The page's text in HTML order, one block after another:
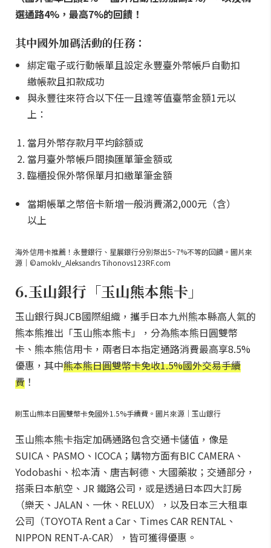
選通路4%，最高7%的回饋！
其中國外加碼活動的任務：
綁定電子或行動帳單且設定永豐臺外幣帳戶自動扣
繳帳款且扣款成功
與永豐往來符合以下任一且達等值臺幣金額1元以
上：
當月外幣存款月平均餘額或
當月臺外幣帳戶間換匯單筆金額或
臨櫃投保外幣保單月扣繳單筆金額
當期帳單之幣倍卡新增一般消費滿2,000元（含）
以上
海外信用卡推薦！永豐銀行、星展銀行分別祭出5~7%不等的回饋。圖片來
源｜©amoklv_Aleksandrs Tihonovs123RF.com
6.玉山銀行「玉山熊本熊卡」
玉山銀行與JCB國際組織，攜手日本九州熊本縣高人氣的
熊本熊推出「玉山熊本熊卡」，分為熊本熊日圓雙幣
卡、熊本熊信用卡，兩者日本指定通路消費最高享8.5%
優惠，其中熊本熊日圓雙幣卡免收1.5%國外交易手續
費 ！
刷玉山熊本日圓雙幣卡免國外1.5%手續費。圖片來源｜玉山銀行
玉山熊本熊卡指定加碼通路包含交通卡儲值，像是
SUICA、PASMO、ICOCA；購物方面有BIC CAMERA、
Yodobashi、松本清、唐吉軻德、大國藥妝；交通部分，
搭乘日本航空、JR 鐵路公司，或是透過日本四大訂房
（樂天、JALAN、一休、RELUX），以及日本三大租車
公司（TOYOTA Rent a Car、Times CAR RENTAL、
NIPPON RENT-A-CAR），皆可獲得優惠。